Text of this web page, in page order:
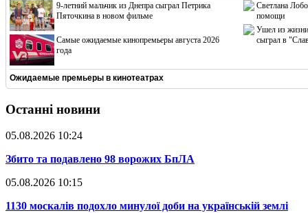
9-летний мальчик из Днепра сыграл Петрика
Пяточкина в новом фильме
Cамые ожидаемые кинопремьеры августа 2026
года
Светлана
помощи
Ушел из жизни
сыграл в
Ожидаемые премьеры в кинотеатрах
Останні новини
05.08.2026 10:24
​Збито та подавлено 98 ворожих БпЛА
05.08.2026 10:15
​1130 москалів подохло минулої доби на українській землі